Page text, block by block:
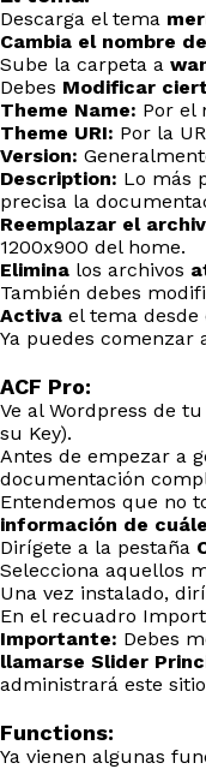
Descarga el tema
Cambia el nombre
Sube la carpeta a
Debes Modificar
Theme Name: Por el
Theme URI: Por la
Version:
Description: Lo más
precisa la
Reemplazar el
1200x900 del home.
Elimina los archivos
También debes
Activa el tema desde
Ya puedes
ACF Pro:
Ve al Wordpress de
su Key).
Antes de empezar a
documentación
Entendemos que no
información de
Dirígete a la pestaña
Selecciona aquellos
Una vez instalado,
En el recuadro
Importante: Debes
llamarse Slider
administrará este
Functions:
Ya vienen algunas